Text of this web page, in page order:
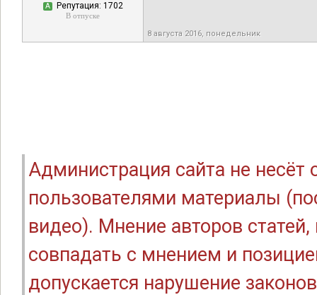
А Репутация: 1702
В отпуске
8 августа 2016, понедельник
Администрация сайта не
пользователями материалы
видео). Мнение авторов
совпадать с мнением и
допускается нарушение